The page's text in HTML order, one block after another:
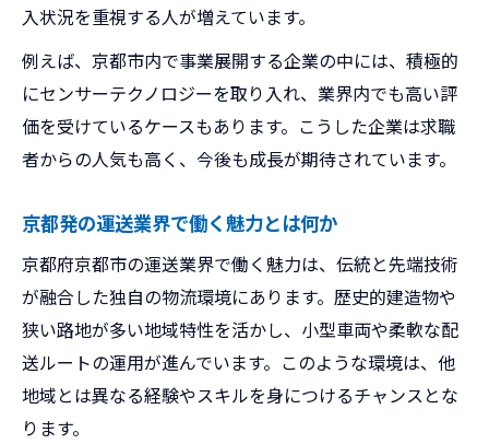
入状況を重視する人が増えています。
例えば、京都市内で事業展開する企業の中には、積極的
にセンサーテクノロジーを取り入れ、業界内でも高い評
価を受けているケースもあります。こうした企業は求職
者からの人気も高く、今後も成長が期待されています。
京都発の運送業界で働く魅力とは何か
京都府京都市の運送業界で働く魅力は、伝統と先端技術
が融合した独自の物流環境にあります。歴史的建造物や
狭い路地が多い地域特性を活かし、小型車両や柔軟な配
送ルートの運用が進んでいます。このような環境は、他
地域とは異なる経験やスキルを身につけるチャンスとな
ります。